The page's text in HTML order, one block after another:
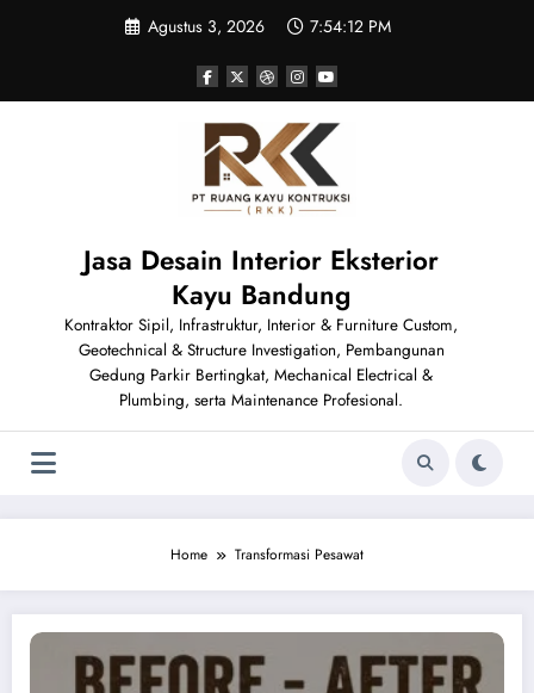
Agustus 3, 2026 7:54:12 PM
Jasa Desain Interior Eksterior
Kayu Bandung
Kontraktor Sipil, Infrastruktur, Interior & Furniture Custom,
Geotechnical & Structure Investigation, Pembangunan
Gedung Parkir Bertingkat, Mechanical Electrical &
Plumbing, serta Maintenance Profesional.
Home Transformasi Pesawat